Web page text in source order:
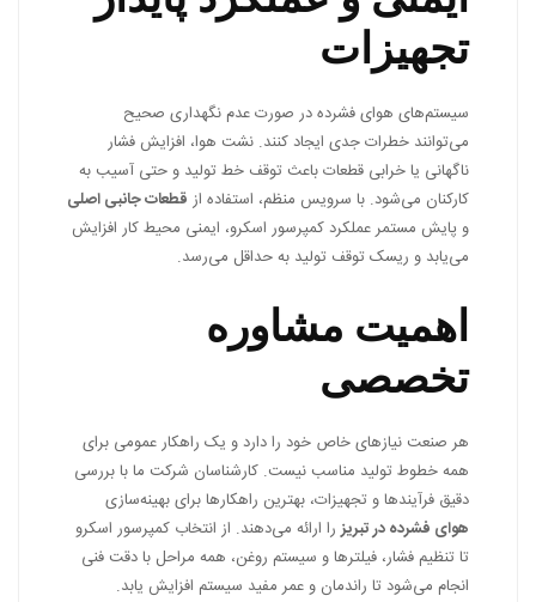
تجهیزات
سیستم‌های هوای فشرده در صورت عدم نگهداری صحیح
می‌توانند خطرات جدی ایجاد کنند. نشت هوا، افزایش فشار
ناگهانی یا خرابی قطعات باعث توقف خط تولید و حتی آسیب به
کارکنان می‌شود. با سرویس منظم، استفاده از قطعات جانبی اصلی
و پایش مستمر عملکرد کمپرسور اسکرو، ایمنی محیط کار افزایش
می‌یابد و ریسک توقف تولید به حداقل می‌رسد.
اهمیت مشاوره
تخصصی
هر صنعت نیازهای خاص خود را دارد و یک راهکار عمومی برای
همه خطوط تولید مناسب نیست. کارشناسان شرکت ما با بررسی
دقیق فرآیندها و تجهیزات، بهترین راهکارها برای بهینه‌سازی
هوای فشرده در تبریزرا ارائه می‌دهند. از انتخاب کمپرسور اسکرو
تا تنظیم فشار، فیلترها و سیستم روغن، همه مراحل با دقت فنی
انجام می‌شود تا راندمان و عمر مفید سیستم افزایش یابد.